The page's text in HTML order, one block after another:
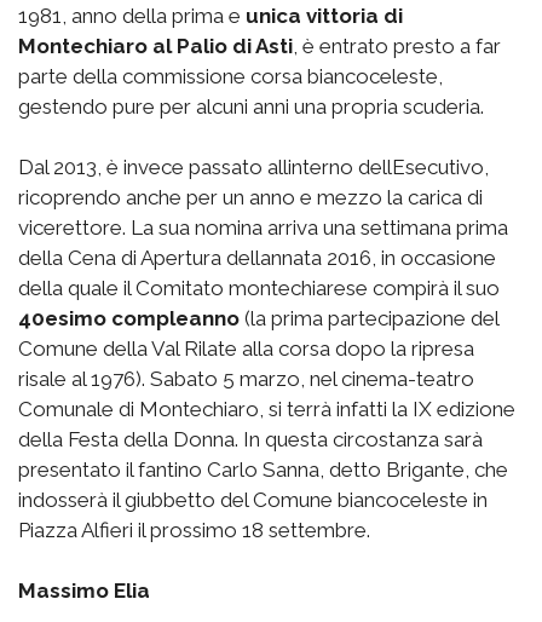
1981, anno della prima e unica vittoria di
Montechiaro al Palio di Asti, è entrato presto a far
parte della commissione corsa biancoceleste,
gestendo pure per alcuni anni una propria scuderia.
Dal 2013, è invece passato allinterno dellEsecutivo,
ricoprendo anche per un anno e mezzo la carica di
vicerettore. La sua nomina arriva una settimana prima
della Cena di Apertura dellannata 2016, in occasione
della quale il Comitato montechiarese compirà il suo
40esimo compleanno (la prima partecipazione del
Comune della Val Rilate alla corsa dopo la ripresa
risale al 1976). Sabato 5 marzo, nel cinema-teatro
Comunale di Montechiaro, si terrà infatti la IX edizione
della Festa della Donna. In questa circostanza sarà
presentato il fantino Carlo Sanna, detto Brigante, che
indosserà il giubbetto del Comune biancoceleste in
Piazza Alfieri il prossimo 18 settembre.
Massimo Elia